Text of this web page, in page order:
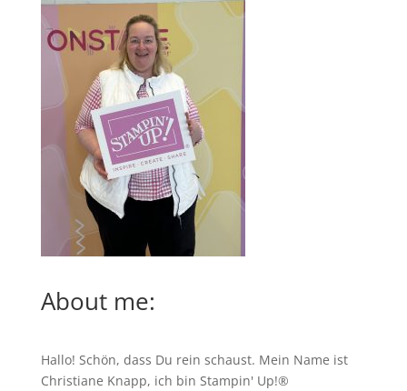
About me:
Hallo! Schön, dass Du rein schaust. Mein Name ist
Christiane Knapp, ich bin Stampin' Up!®